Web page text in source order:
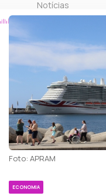
Notícias
Foto: APRAM
ECONOMIA